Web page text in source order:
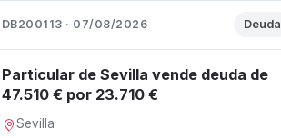
DB200113 · 07/08/2026 Deuda
Particular de Sevilla vende deuda de
47.510 € por 23.710 €
Sevilla